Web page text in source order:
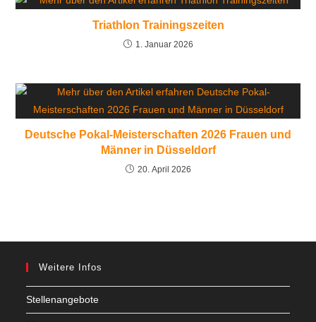
Triathlon Trainingszeiten
1. Januar 2026
Deutsche Pokal-Meisterschaften 2026 Frauen und
Männer in Düsseldorf
20. April 2026
Weitere Infos
Stellenangebote